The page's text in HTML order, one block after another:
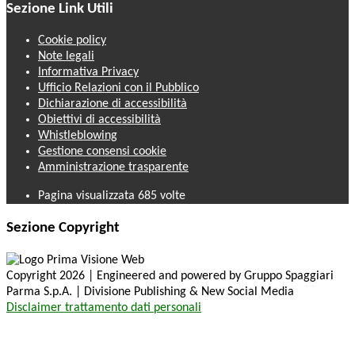
Sezione Link Utili
Cookie policy
Note legali
Informativa Privacy
Ufficio Relazioni con il Pubblico
Dichiarazione di accessibilità
Obiettivi di accessibilità
Whistleblowing
Gestione consensi cookie
Amministrazione trasparente
Pagina visualizzata 685 volte
Sezione Copyright
Copyright 2026 | Engineered and powered by Gruppo Spaggiari
Parma S.p.A. | Divisione Publishing & New Social Media
Disclaimer trattamento dati personali